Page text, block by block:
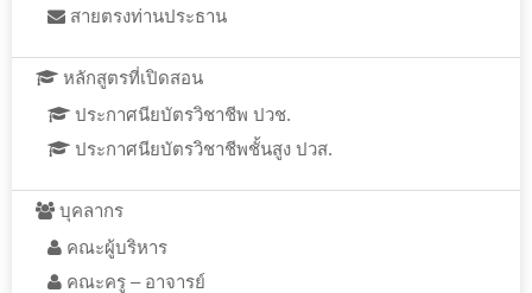
สายตรงท่านประธาน
หลักสูตรที่เปิดสอน
ประกาศนียบัตรวิชาชีพ ปวช.
ประกาศนียบัตรวิชาชีพชั้นสูง ปวส.
บุคลากร
คณะผู้บริหาร
คณะครู – อาจารย์